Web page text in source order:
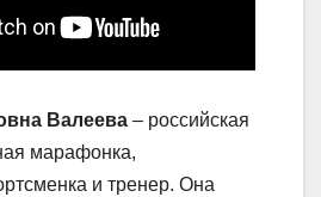
Валеева – российская
марафонка,
и тренер. Она